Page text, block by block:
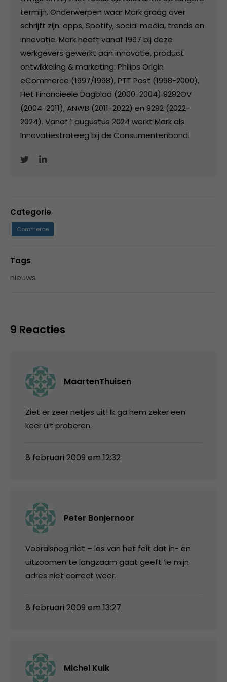
termijn. Onderwerpen waar Mark graag over
schrijft zijn: apps, Spotify, social media, trends en
innovatie. Mark heeft vanaf 1997 bij deze
werkgevers gewerkt aan innovatie, product
ontwikkeling & marketing: Philips Origin
eCommerce (1997/1998), PTT Post (1998-2000),
Het Financieele Dagblad (2000-2004) 9292OV
(2004-2011), ANWB (2011-2022) en 9292 (2022-
2024). Vanaf 1 augustus 2024 werkt Mark als
Innovatiestrateeg bij de Consumentenbond.
Categorie
Commerce
Tags
nieuws
9 Reacties
MaartenThuisen
Ziet er zeer netjes uit! Ik ga hem zeker een
keer uit proberen.
8 februari 2009 om 12:32
Peter Bonjernoor
Vooralsnog niet – los van het feit dat in- en
uitzoomen te langzaam gaat geeft ‘ie mijn
adres niet correct weer.
8 februari 2009 om 13:27
Michel Kuik